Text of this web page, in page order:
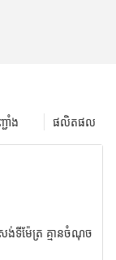
ផលិតផល
ាំង